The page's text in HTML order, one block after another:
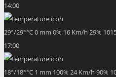
14:00
29°/29°°C0 mm 0% 16 Km/h 29%
17:00
18°/18°°C 1 mm 100% 24 Km/h 90%